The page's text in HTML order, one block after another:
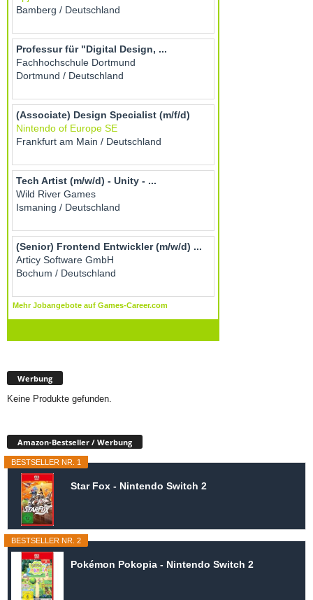
Werbung
Keine Produkte gefunden.
Amazon-Bestseller / Werbung
BESTSELLER NR. 1
Star Fox - Nintendo Switch 2
BESTSELLER NR. 2
Pokémon Pokopia - Nintendo Switch 2